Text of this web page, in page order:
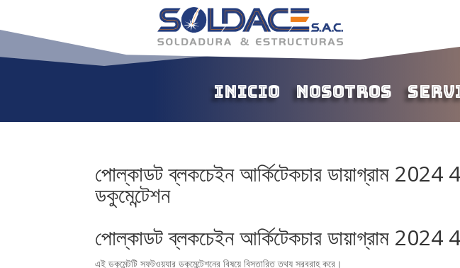
Inicio Nosotros
পোল্কাডট ব্লকচেইন আর্কিটেকচার ডায়াগ্রাম
ডকুমেন্টেশন
পোল্কাডট ব্লকচেইন আর্কিটেকচার ডায়াগ্রাম 2024
এই ডকুমেন্টটি সফটওয়্যার ডকুমেন্টেশনের বিষয়ে বিস্তারিত তথ্য সরবরাহ করে।